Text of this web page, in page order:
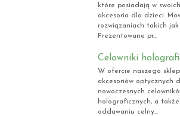
które posiadają w
akcesoria dla dzieci.
rozwiązaniach takich
Prezentowane pr...
Celowniki
W ofercie naszego
akcesoriów optycznych
nowoczesnych
holograficznych, a
oddawaniu celny...